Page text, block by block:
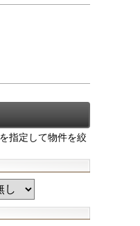
指定して物件を絞